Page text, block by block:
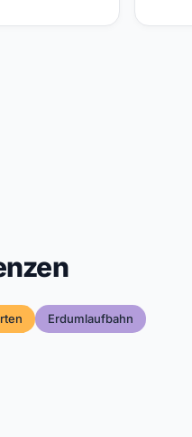
Erdumlaufbahn